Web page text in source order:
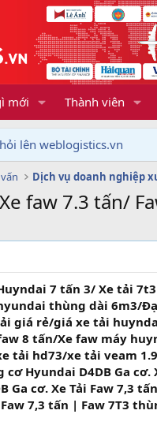
mới Thành viên
lên weblogistics.vn
faw 7.3 tấn/
7 tấn 3/ Xe tải
thùng dài 6m3/
giá rẻ/giá xe tải
8 tấn/Xe faw máy
tải hd73/xe tải veam
cơ Hyundai D4DB Ga
Ga cơ. Xe Tải Faw 7,3
Faw 7,3 tấn | Faw 7T3